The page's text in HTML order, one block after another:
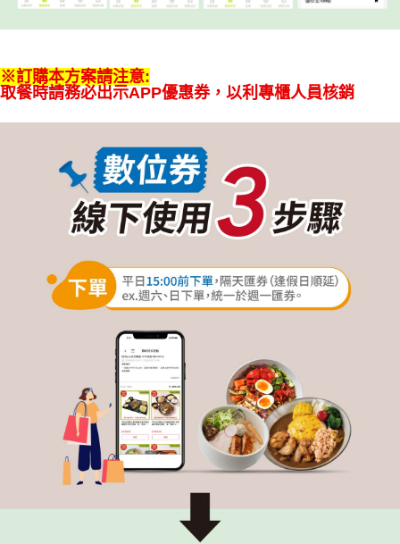
※訂購本方案請注意:
取餐時請務必出示APP優惠券，以利專櫃人員核銷